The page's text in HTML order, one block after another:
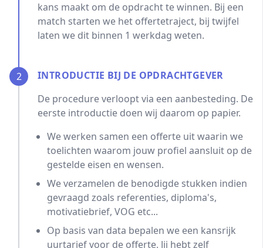
kans maakt om de opdracht te winnen. Bij een
match starten we het offertetraject, bij twijfel
laten we dit binnen 1 werkdag weten.
2
INTRODUCTIE BIJ DE OPDRACHTGEVER
De procedure verloopt via een aanbesteding. De
eerste introductie doen wij daarom op papier.
We werken samen een offerte uit waarin we
toelichten waarom jouw profiel aansluit op de
gestelde eisen en wensen.
We verzamelen de benodigde stukken indien
gevraagd zoals referenties, diploma's,
motivatiebrief, VOG etc...
Op basis van data bepalen we een kansrijk
uurtarief voor de offerte. Jij hebt zelf